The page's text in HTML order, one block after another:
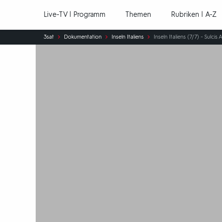
Live-TV | Programm Themen Rubriken | A-Z
Sie
sind
3sat Dokumentation Inseln Italiens Inseln Italiens (7/7) - Sulcis